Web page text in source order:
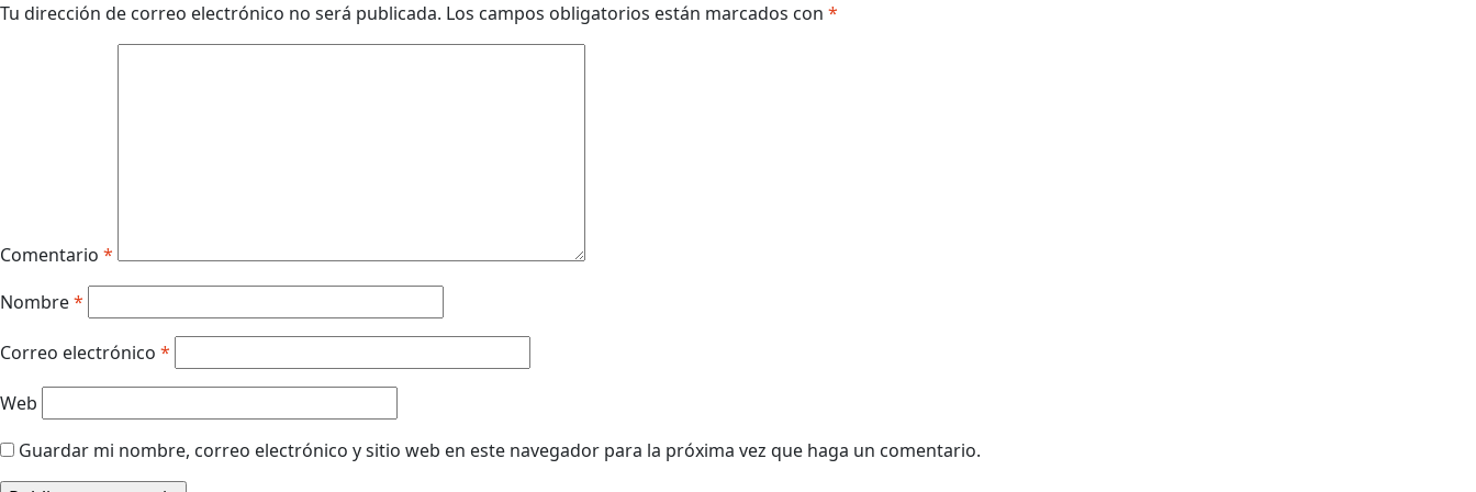
Tu dirección de correo electrónico no será publicada. Los campos obligatorios están marcados con *
Comentario *
Nombre*
Correo electrónico *
Web
Guardar mi nombre, correo electrónico y sitio web en este navegador para la próxima vez que haga un comentario.